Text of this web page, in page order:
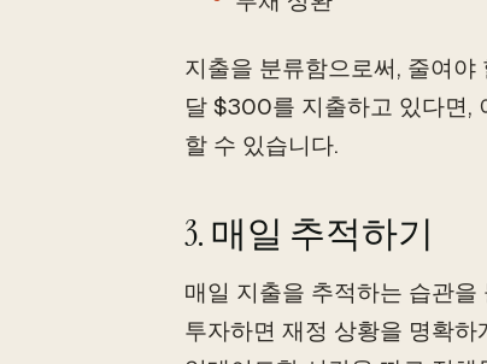
지출을 분류함으로써, 줄여
달 $300를 지출하고 있다면,
할 수 있습니다.
3. 매일 추적하기
매일 지출을 추적하는 습관
투자하면 재정 상황을 명확